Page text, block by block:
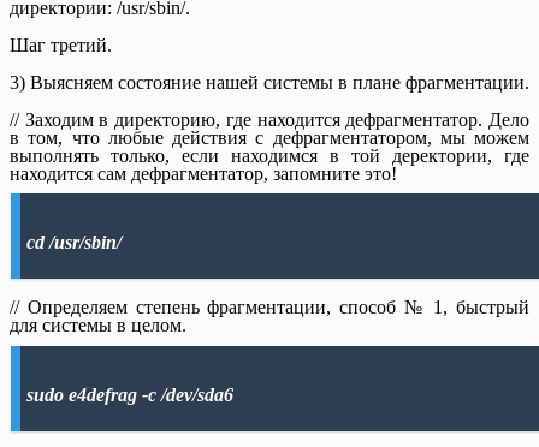
директории: /usr/sbin/.
Шаг третий.
3) Выясняем состояние нашей системы в плане фрагментации.
// Заходим в директорию, где находится дефрагментатор. Дело
в том, что любые действия с дефрагментатором, мы можем
выполнять только, если находимся в той деректории, где
находится сам дефрагментатор, запомните это!
cd /usr/sbin/
// Определяем степень фрагментации, способ № 1, быстрый
для системы в целом.
sudo e4defrag -c /dev/sda6